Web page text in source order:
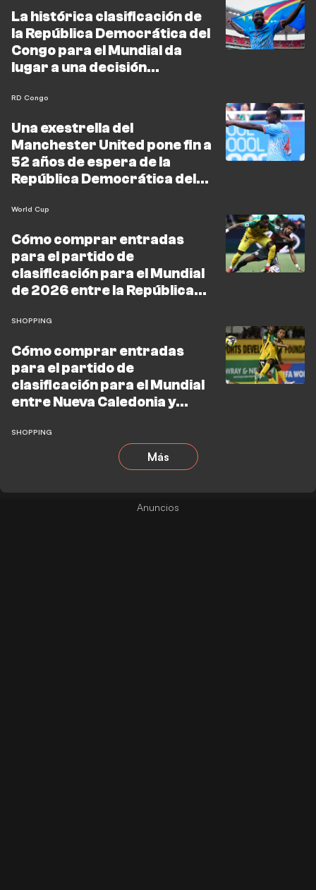
La histórica clasificación de
la República Democrática del
Congo para el Mundial da
lugar a una decisión
RD Congo
Una exestrella del
Manchester United pone fin a
52 años de espera de la
República Democrática del
World Cup
Cómo comprar entradas
para el partido de
clasificación para el Mundial
de 2026 entre la República
Jamaica
SHOPPING
Cómo comprar entradas
para el partido de
clasificación para el Mundial
entre Nueva Caledonia y
SHOPPING
Más